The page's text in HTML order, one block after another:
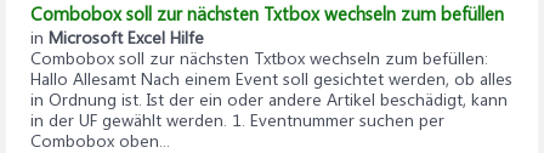
Combobox soll zur nächsten Txtbox wechseln zum befüllen
in Microsoft Excel Hilfe
Combobox soll zur nächsten Txtbox wechseln zum befüllen:
Hallo Allesamt Nach einem Event soll gesichtet werden, ob alles
in Ordnung ist. Ist der ein oder andere Artikel beschädigt, kann
in der UF gewählt werden. 1. Eventnummer suchen per
Combobox oben...